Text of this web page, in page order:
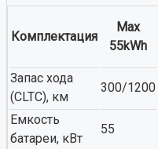
Комплектация
Max
55kWh
Запас хода
(CLTC), км
300/1200
Емкость
батареи, кВт
55